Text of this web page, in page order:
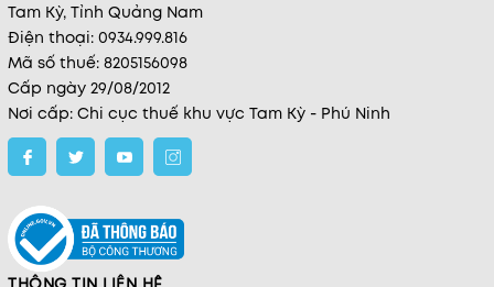
Tam Kỳ, Tỉnh Quảng Nam
Điện thoại: 0934.999.816
Mã số thuế: 8205156098
Cấp ngày 29/08/2012
Nơi cấp: Chi cục thuế khu vực Tam Kỳ - Phú Ninh